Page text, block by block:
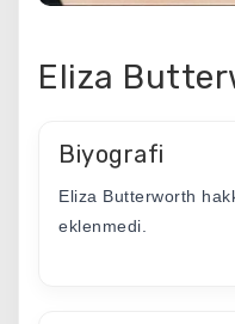
Eliza
Biyografi
Eliza Butterworth
eklenmedi.